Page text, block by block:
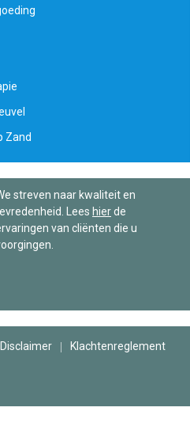
Zand
streven naar kwaliteit en
Lees hierde
van cliënten die u
Disclaimer
Klachtenreglement